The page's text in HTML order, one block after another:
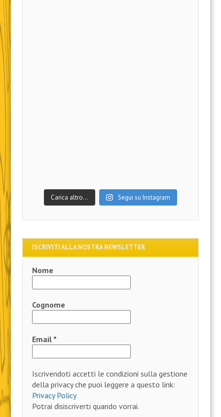
Carica altro… Segui su Instagram
ISCRIVITI ALLA NOSTRA NEWSLETTER
Nome
Cognome
Email *
Iscrivendoti accetti le condizioni sulla gestione
della privacy che puoi leggere a questo link:
Privacy Policy
Potrai disiscriverti quando vorrai.